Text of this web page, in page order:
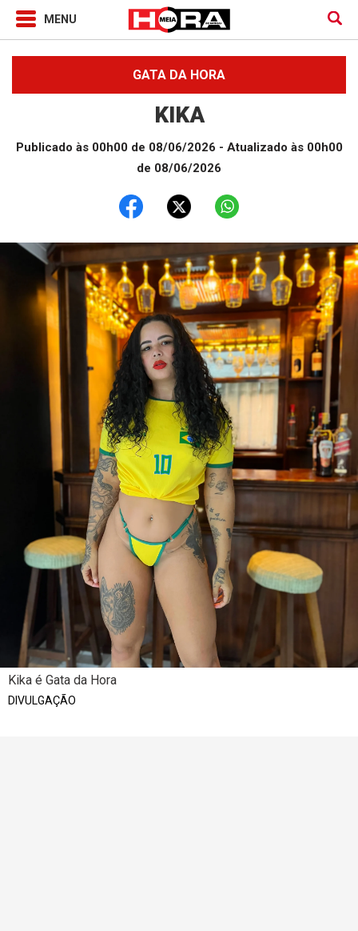
GATA DA HORA
KIKA
Publicado às 00h00 de 08/06/2026 - Atualizado às 00h00
de 08/06/2026
Kika é Gata da Hora
DIVULGAÇÃO